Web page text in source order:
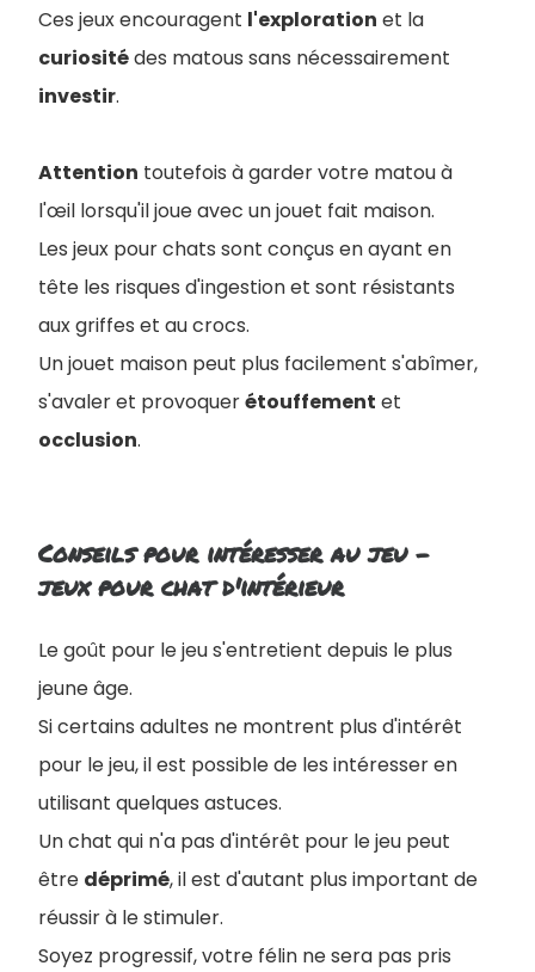
Ces jeux encouragent l'exploration et la
curiositédes matous sans nécessairement
investir.
Attention toutefois à garder votre matou à
l'œil lorsqu'il joue avec un jouet fait maison.
Les jeux pour chats sont conçus en ayant en
tête les risques d'ingestion et sont résistants
aux griffes et au crocs.
Un jouet maison peut plus facilement s'abîmer,
s'avaler et provoquerétouffement et
occlusion.
Conseils pour intéresser au jeu -
jeux pour chat d'intérieur
Le goût pour le jeu s'entretient depuis le plus
jeune âge.
Si certains adultes ne montrent plus d'intérêt
pour le jeu, il est possible de les intéresser en
utilisant quelques astuces.
Un chat qui n'a pas d'intérêt pour le jeu peut
être déprimé, il est d'autant plus important de
réussir à le stimuler.
Soyez progressif, votre félin ne sera pas pris